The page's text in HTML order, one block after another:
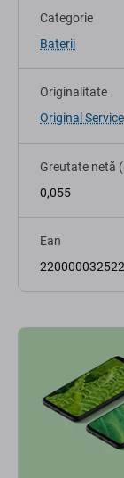
Categorie
Baterii
Originalitate
Original
Greutate netă
0,055
Ean